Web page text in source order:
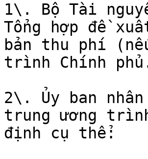
1\. Bộ Tài
Tổng hợp đề
bản thu phí
trình Chính
2\. Ủy ban
trung ương
định cụ thể: